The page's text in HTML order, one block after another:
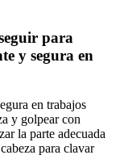
para
y segura en
en trabajos
y golpear con
la parte adecuada
para clavar